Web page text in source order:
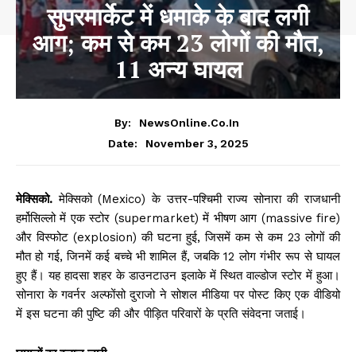
सुपरमार्केट में धमाके के बाद लगी
आग; कम से कम 23 लोगों की मौत,
11 अन्य घायल
By:
NewsOnline.co.in
Date:
November 3, 2025
मेक्सिको. मेक्सिको (Mexico) के उत्तर-पश्चिमी राज्य सोनारा की राजधानी
हर्मोसिल्लो में एक स्टोर (supermarket) में भीषण आग (massive fire)
और विस्फोट (explosion) की घटना हुई, जिसमें कम से कम 23 लोगों की
मौत हो गई, जिनमें कई बच्चे भी शामिल हैं, जबकि 12 लोग गंभीर रूप से घायल
हुए हैं। यह हादसा शहर के डाउनटाउन इलाके में स्थित वाल्डोज स्टोर में हुआ।
सोनारा के गवर्नर अल्फोंसो दुराजो ने सोशल मीडिया पर पोस्ट किए एक वीडियो
में इस घटना की पुष्टि की और पीड़ित परिवारों के प्रति संवेदना जताई।